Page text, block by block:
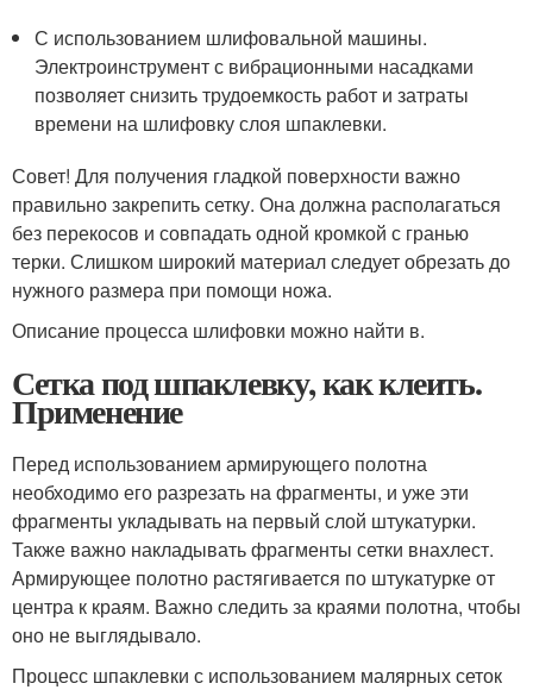
С использованием шлифовальной машины.
Электроинструмент с вибрационными насадками
позволяет снизить трудоемкость работ и затраты
времени на шлифовку слоя шпаклевки.
Совет! Для получения гладкой поверхности важно
правильно закрепить сетку. Она должна располагаться
без перекосов и совпадать одной кромкой с гранью
терки. Слишком широкий материал следует обрезать до
нужного размера при помощи ножа.
Описание процесса шлифовки можно найти в.
Сетка под шпаклевку, как клеить.
Применение
Перед использованием армирующего полотна
необходимо его разрезать на фрагменты, и уже эти
фрагменты укладывать на первый слой штукатурки.
Также важно накладывать фрагменты сетки внахлест.
Армирующее полотно растягивается по штукатурке от
центра к краям. Важно следить за краями полотна, чтобы
оно не выглядывало.
Процесс шпаклевки с использованием малярных сеток